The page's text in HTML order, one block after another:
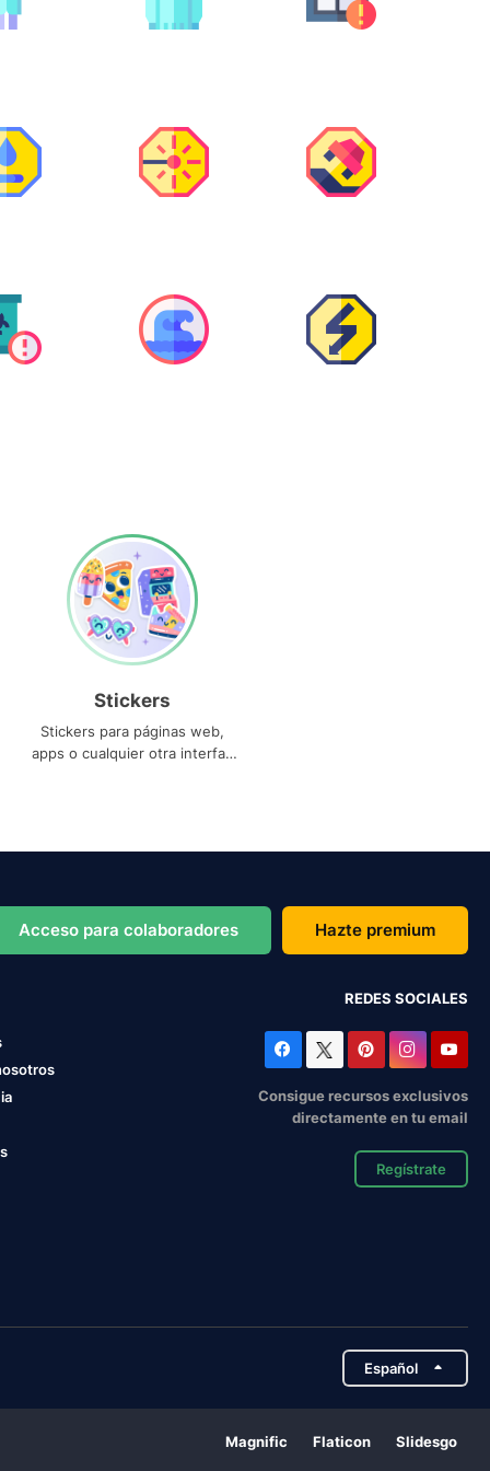
Stickers
Stickers para páginas web,
apps o cualquier otra interfaz
Acceso para colaboradores Hazte premium
REDES SOCIALES
Consigue recursos exclusivos
directamente en tu email
Regístrate
Español
Magnific Flaticon Slidesgo